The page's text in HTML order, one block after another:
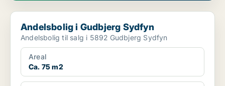
Andelsbolig i Gudbjerg Sydfyn
Andelsbolig i Gudbjerg Sydfyn
Andelsbolig til salg i 5892 Gudbjerg Sydfyn
Areal
Ca. 75 m2